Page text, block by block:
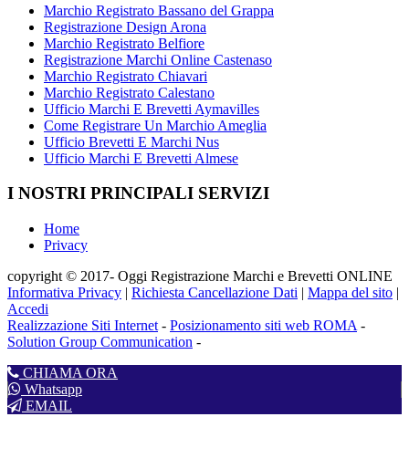
Marchio Registrato Bassano del Grappa
Registrazione Design Arona
Marchio Registrato Belfiore
Registrazione Marchi Online Castenaso
Marchio Registrato Chiavari
Marchio Registrato Calestano
Ufficio Marchi E Brevetti Aymavilles
Come Registrare Un Marchio Ameglia
Ufficio Brevetti E Marchi Nus
Ufficio Marchi E Brevetti Almese
I NOSTRI PRINCIPALI SERVIZI
Home
Privacy
copyright © 2017- Oggi Registrazione Marchi e Brevetti ONLINE
Informativa Privacy | Richiesta Cancellazione Dati | Mappa del sito |
Accedi
Realizzazione Siti Internet - Posizionamento siti web ROMA -
Solution Group Communication -
CHIAMA ORA
Whatsapp
EMAIL